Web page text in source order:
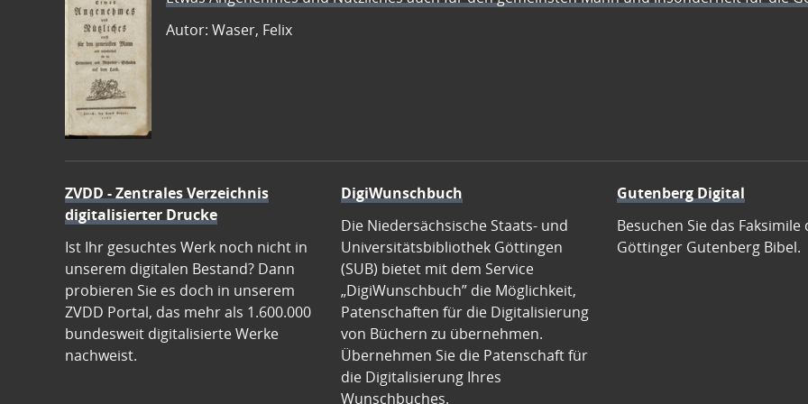
Autor: Waser, Felix
ZVDD - Zentrales Verzeichnis
digitalisierter Drucke
Ist Ihr gesuchtes Werk noch nicht in
unserem digitalen Bestand? Dann
probieren Sie es doch in unserem
ZVDD Portal, das mehr als 1.600.000
bundesweit digitalisierte Werke
nachweist.
DigiWunschbuch
Die Niedersächsische Staats- und
Universitätsbibliothek Göttingen
(SUB) bietet mit dem Service
„DigiWunschbuch” die Möglichkeit,
Patenschaften für die Digitalisierung
von Büchern zu übernehmen.
Übernehmen Sie die Patenschaft für
die Digitalisierung Ihres
Wunschbuches.
Gutenberg Digital
Besuchen Sie das Faksimile
Göttinger Gutenberg Bibel.